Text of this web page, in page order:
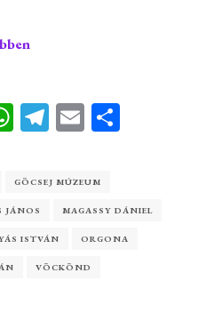
WhatsApp
Telegram
Email
GÖCSEJ MÚZEUM
JÁNOS MAGASSY DÁNIEL
ISTVÁN ORGONA
VÖCKÖND